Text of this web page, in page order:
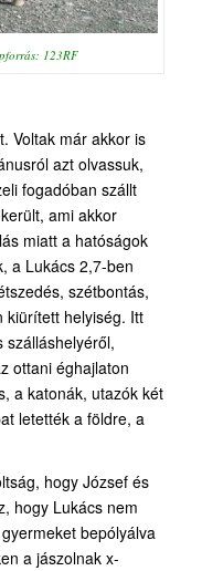
123RF
Voltak már akkor is
azt olvassuk,
fogadóban szállt
ami akkor
miatt a hatóságok
a Lukács 2,7-ben
szétbontás,
kiürített helyiség. Itt
szálláshelyéről,
ottani éghajlaton
a katonák, utazók két
letették a földre, a
hogy József és
hogy Lukács nem
bepólyálva
a jászolnak x-